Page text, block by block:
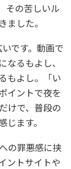
その苦しいル
ました。
です。動画で
るもよし、
もよし。「い
イントで夜を
けで、普段の
ます。
の罪悪感に挟
ントサイトや